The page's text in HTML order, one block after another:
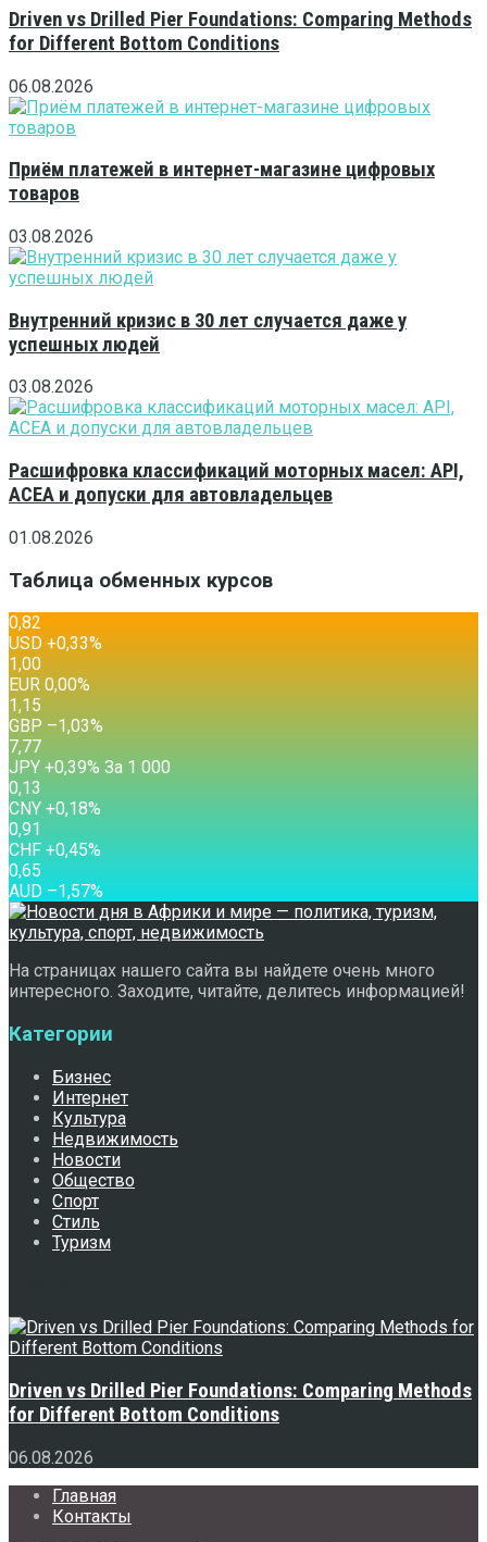
Driven vs Drilled Pier Foundations: Comparing Methods
for Different Bottom Conditions
06.08.2026
Приём платежей в интернет-магазине цифровых
товаров
03.08.2026
Внутренний кризис в 30 лет случается даже у
успешных людей
03.08.2026
Расшифровка классификаций моторных масел: API,
ACEA и допуски для автовладельцев
01.08.2026
Таблица обменных курсов
0,82
USD +0,33%
1,00
EUR 0,00%
1,15
GBP –1,03%
7,77
JPY +0,39% За 1 000
0,13
CNY +0,18%
0,91
CHF +0,45%
0,65
AUD –1,57%
На страницах нашего сайта вы найдете очень много
интересного. Заходите, читайте, делитесь информацией!
Категории
Бизнес
Интернет
Культура
Недвижимость
Новости
Общество
Спорт
Стиль
Туризм
Driven vs Drilled Pier Foundations: Comparing Methods
for Different Bottom Conditions
06.08.2026
Главная
Контакты